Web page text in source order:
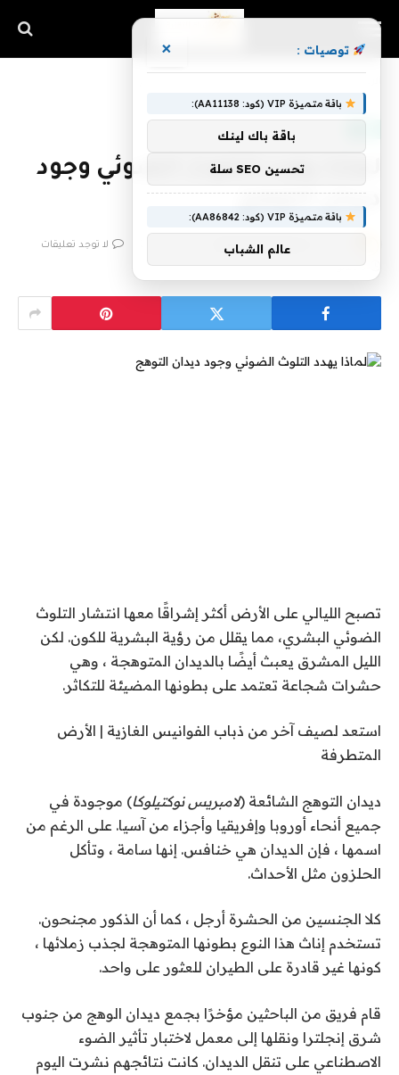
لماذا يهدد التلوث الضوئي وجود
ديدان التوهج
فريق اشراق التقنية لا توجد تعليقات
3 دقائق
تصبح الليالي على الأرض أكثر إشراقًا معها انتشار التلوث
الضوئي البشري، مما يقلل من رؤية البشرية للكون. لكن
الليل المشرق يعبث أيضًا بالديدان المتوهجة ، وهي
حشرات شجاعة تعتمد على بطونها المضيئة للتكاثر.
استعد لصيف آخر من ذباب الفوانيس الغازية | الأرض
المتطرفة
ديدان التوهج الشائعة (لامبريس نوكتيلوكا) موجودة في
جميع أنحاء أوروبا وإفريقيا وأجزاء من آسيا. على الرغم من
اسمها ، فإن الديدان هي خنافس. إنها سامة ، وتأكل
الحلزون مثل الأحداث.
كلا الجنسين من الحشرة أرجل ، كما أن الذكور مجنحون.
تستخدم إناث هذا النوع بطونها المتوهجة لجذب زملائها ،
كونها غير قادرة على الطيران للعثور على واحد.
قام فريق من الباحثين مؤخرًا بجمع ديدان الوهج من جنوب
شرق إنجلترا ونقلها إلى معمل لاختبار تأثير الضوء
الاصطناعي على تنقل الديدان. كانت نتائجهم نشرت اليوم
توصيات : ×
باقة متميزة VIP (كود: AA11138):
باقة باك لينك
تحسين SEO سلة
باقة متميزة VIP (كود: AA86842):
عالم الشباب